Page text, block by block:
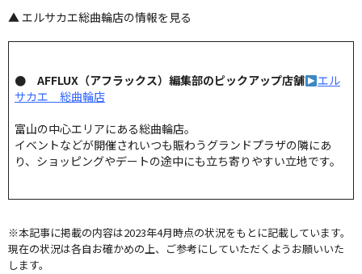
▲ エルサカエ総曲輪店の情報を見る
● AFFLUX（アフラックス）編集部のピックアップ店舗
エル
サカエ 総曲輪店
富山の中心エリアにある総曲輪店。
イベントなどが開催されいつも賑わうグランドプラザの隣にあ
り、ショッピングやデートの途中にも立ち寄りやすい立地です。
※本記事に掲載の内容は2023年4月時点の状況をもとに記載しています。
現在の状況は各自お確かめの上、ご参考にしていただくようお願いいた
します。